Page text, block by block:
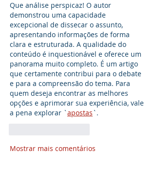
Que análise perspicaz! O autor
demonstrou uma capacidade
excepcional de dissecar o assunto,
apresentando informações de forma
clara e estruturada. A qualidade do
conteúdo é inquestionável e oferece um
panorama muito completo. É um artigo
que certamente contribui para o debate
e para a compreensão do tema. Para
quem deseja encontrar as melhores
opções e aprimorar sua experiência, vale
a pena explorar `apostas`.
Mostrar mais comentários